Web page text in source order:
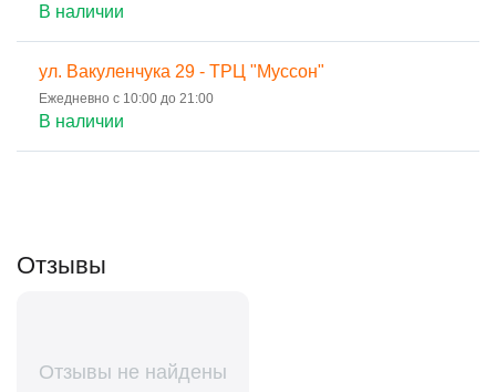
В наличии
ул. Вакуленчука 29 - ТРЦ "Муссон"
Ежедневно с 10:00 до 21:00
В наличии
Отзывы
Отзывы не найдены